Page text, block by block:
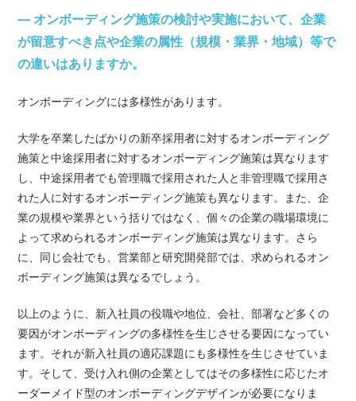
— オンボーディング施策の検討や実施において、企業
が留意すべき点や企業の属性（規模・業界・地域）等で
の違いはありますか。
オンボーディングには多様性があります。
大学を卒業したばかりの新卒採用者に対するオンボーディング
施策と中途採用者に対するオンボーディング施策は異なります
し、中途採用者でも管理職で採用された人と非管理職で採用さ
れた人に対するオンボーディング施策も異なります。また、企
業の規模や業界という括りではなく、個々の企業の職場環境に
よって求められるオンボーディング施策は異なります。さら
に、同じ会社でも、営業部と研究開発部では、求められるオン
ボーディング施策は異なるでしょう。
以上のように、新入社員の役職や地位、会社、部署など多くの
要因がオンボーディングの多様性を生じさせる要因になってい
ます。それが新入社員の適応課題にも多様性を生じさせていま
す。そして、受け入れ側の企業としてはその多様性に応じたオ
ーダーメイド型のオンボーディングデザインが必要になりま